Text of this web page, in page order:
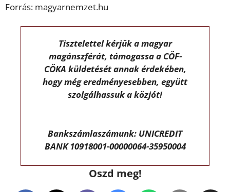
Forrás: magyarnemzet.hu
Tisztelettel kérjük a magyar
magánszférát, támogassa a CÖF-
CÖKA küldetését annak érdekében,
hogy még eredményesebben, együtt
szolgálhassuk a közjót!
Bankszámlaszámunk: UNICREDIT
BANK 10918001-00000064-35950004
Oszd meg!